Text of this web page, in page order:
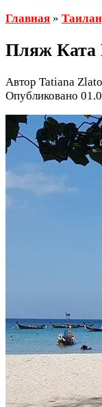
Главная »
Пляж Ката
Автор Tatiana
Опубликовано